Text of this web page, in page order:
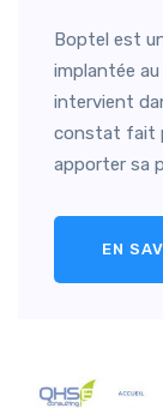
Boptel est
implantée
intervient
constat fait
apporter sa
EN